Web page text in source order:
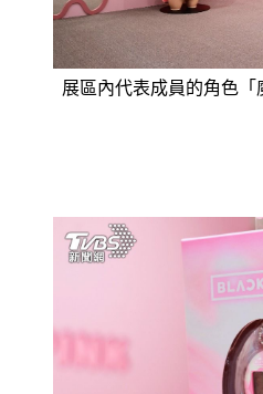
展區內代表成員的角色